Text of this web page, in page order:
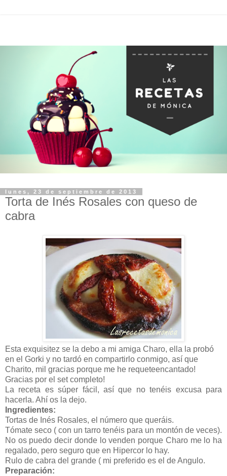
lunes, 23 de septiembre de 2013
Torta de Inés Rosales con queso de
cabra
Esta exquisitez se la debo a mi amiga Charo, ella la probó
en el Gorki y no tardó en compartirlo conmigo, así que
Charito, mil gracias porque me he requeteencantado!
Gracias por el set completo!
La receta es súper fácil, así que no tenéis excusa para
hacerla. Ahí os la dejo.
Ingredientes:
Tortas de Inés Rosales, el número que queráis.
Tómate seco ( con un tarro tenéis para un montón de veces).
No os puedo decir donde lo venden porque Charo me lo ha
regalado, pero seguro que en Hipercor lo hay.
Rulo de cabra del grande ( mi preferido es el de Angulo.
Preparación: